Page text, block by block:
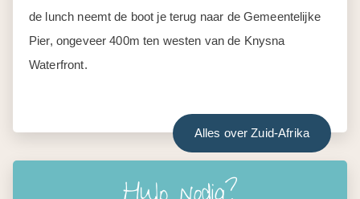
de lunch neemt de boot je terug naar de Gemeentelijke
Pier, ongeveer 400m ten westen van de Knysna
Waterfront.
Alles over Zuid-Afrika